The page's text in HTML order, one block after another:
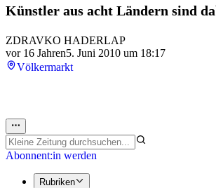
Künstler aus acht Ländern sind
ZDRAVKO HADERLAP
vor 16 Jahren5. Juni 2010 um 18:17
Völkermarkt
Abonnent:in werden
Rubriken